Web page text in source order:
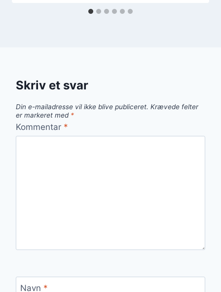
Skriv et svar
Din e-mailadresse vil ikke blive publiceret. Krævede felter
er markeret med *
Kommentar *
Navn *